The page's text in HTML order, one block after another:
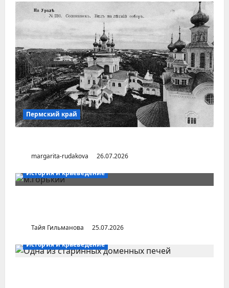
Пермский край
margarita-rudakova
26.07.2026
История и краеведение
Тайя Гильманова
25.07.2026
История и краеведение